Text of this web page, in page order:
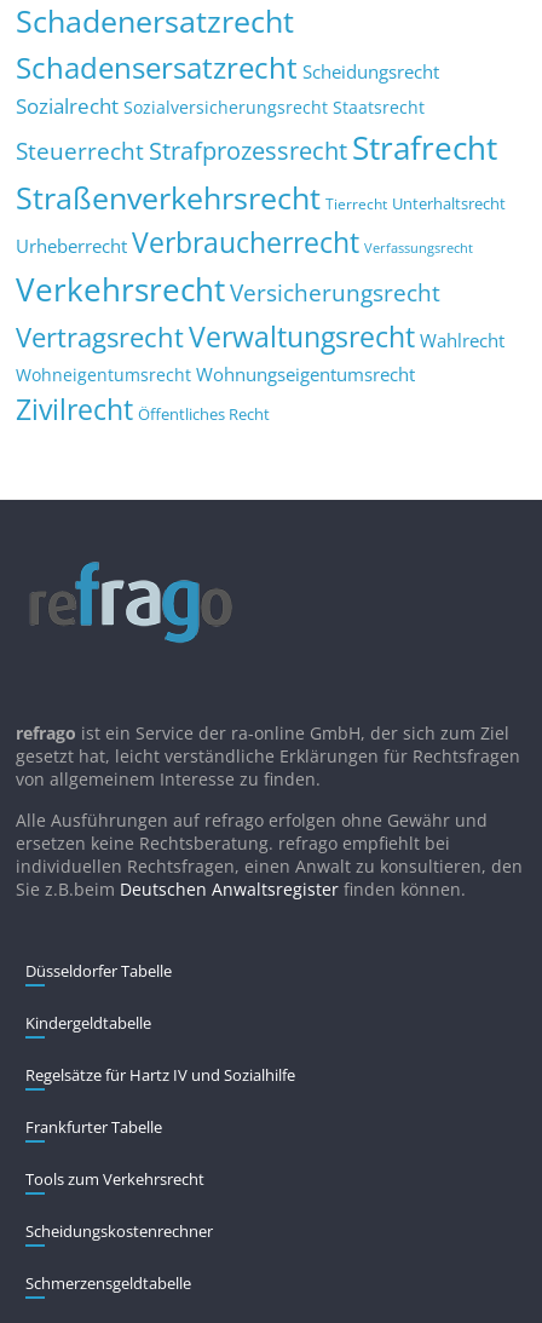
Schadenersatzrecht
Schadensersatzrecht Scheidungsrecht
Sozialrecht Sozialversicherungsrecht Staatsrecht
SteuerrechtStrafprozessrechtStrafrecht
Straßenverkehrsrecht Tierrecht Unterhaltsrecht
Urheberrecht Verbraucherrecht Verfassungsrecht
VerkehrsrechtVersicherungsrecht
VertragsrechtVerwaltungsrecht Wahlrecht
Wohneigentumsrecht Wohnungseigentumsrecht
Zivilrecht Öffentliches Recht
refrago ist ein Service der ra-online GmbH, der sich zum Ziel
gesetzt hat, leicht verständliche Erklärungen für Rechtsfragen
von allgemeinem Interesse zu finden.
Alle Ausführungen auf refrago erfolgen ohne Gewähr und
ersetzen keine Rechtsberatung. refrago empfiehlt bei
individuellen Rechtsfragen, einen Anwalt zu konsultieren, den
Sie z.B.beim Deutschen Anwaltsregister finden können.
Düsseldorfer Tabelle
Kindergeldtabelle
Regelsätze für Hartz IV und Sozialhilfe
Frankfurter Tabelle
Tools zum Verkehrsrecht
Scheidungskostenrechner
Schmerzensgeldtabelle